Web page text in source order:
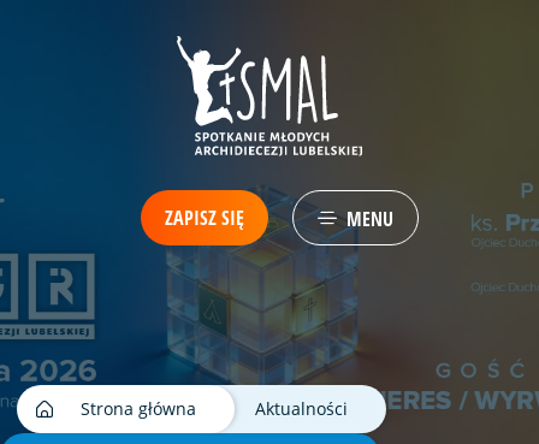
ZAPISZ SIĘ MENU
Strona główna Aktualności